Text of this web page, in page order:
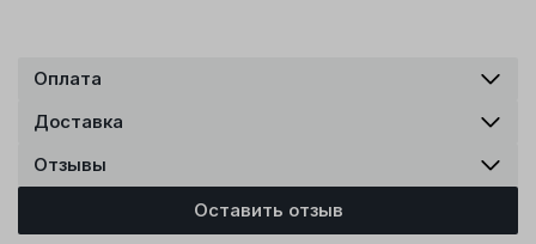
Оплата
Доставка
Отзывы
Оставить отзыв